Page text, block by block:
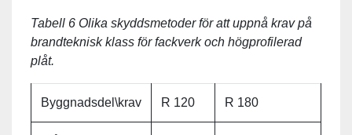
Tabell 6 Olika skyddsmetoder för att uppnå krav på
brandteknisk klass för fackverk och högprofilerad
plåt.
Byggnadsdel\krav R 120 R 180